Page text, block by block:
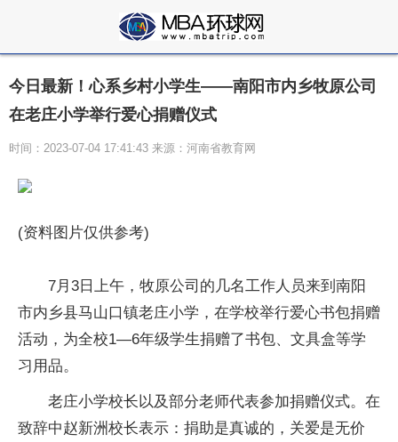
今日最新！心系乡村小学生——南阳市内乡牧原公司
在老庄小学举行爱心捐赠仪式
时间：2023-07-04 17:41:43 来源：河南省教育网
(资料图片仅供参考)
7月3日上午，牧原公司的几名工作人员来到南阳
市内乡县马山口镇老庄小学，在学校举行爱心书包捐赠
活动，为全校1—6年级学生捐赠了书包、文具盒等学
习用品。
老庄小学校长以及部分老师代表参加捐赠仪式。在
致辞中赵新洲校长表示：捐助是真诚的，关爱是无价